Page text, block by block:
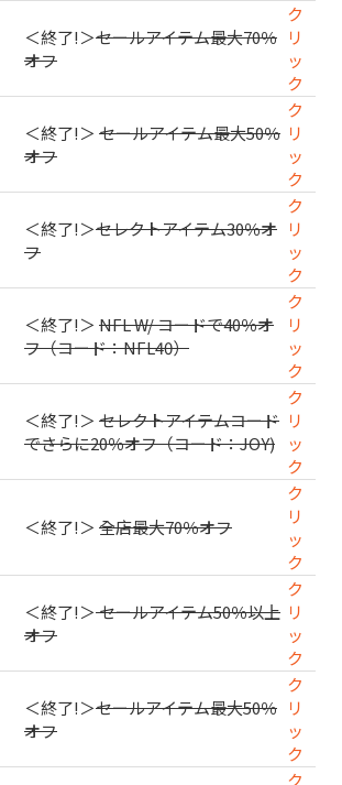
＜終了!＞セールアイテム最大70％
オフ
ク
リ
ッ
ク
＜終了!＞セールアイテム最大50％
オフ
ク
リ
ッ
ク
＜終了!＞セレクトアイテム30％オ
フ
ク
リ
ッ
ク
＜終了!＞NFL W/ コードで40％オ
フ（コード：NFL40）
ク
リ
ッ
ク
＜終了!＞セレクトアイテムコード
でさらに20％オフ（コード：JOY)
ク
リ
ッ
ク
＜終了!＞全店最大70％オフ
ク
リ
ッ
ク
＜終了!＞セールアイテム50％以上
オフ
ク
リ
ッ
ク
＜終了!＞セールアイテム最大50％
オフ
ク
リ
ッ
ク
ク